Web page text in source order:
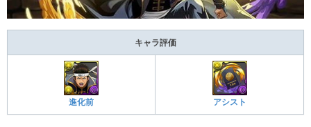
キャラ評価
進化前 アシスト